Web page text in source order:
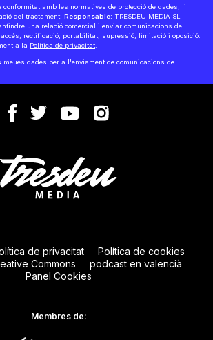
conformitat amb les normatives de protecció de dades, li
del tractament: Responsable: TRESDEU MEDIA SL
una relació comercial i enviar comunicacions de
accés, rectificació, portabilitat, supressió, limitació i oposició.
a la Política de privacitat.
meues dades per a l'enviament de comunicacions de
de privacitat
Política de cookies
Commons
podcast en valencià
Panel Cookies
Membres de: